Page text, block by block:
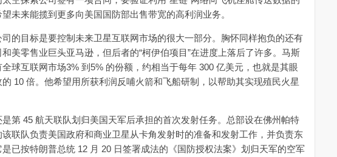
未来能揽到更多向美国国防部出售带宽的高利润业务。
目标是要控制未来卫星互联网市场的很大一部分。胸怀同样抱负的还有
美零售业巨头亚马逊，但后者的“柯伊伯项目”在进度上落后了许多。马斯
球互联网市场3% 到5% 的份额，约相当于每年 300 亿美元，也就是其眼
10 倍。他希望用所获利润反哺火箭和飞船研制，以帮助其实现殖民火星
45 航天联队划归美国天军后承担的首次发射任务。总部设在佛州帕特
联队负责美国政府和商业卫星从卡角发射时的准备和发射工作，并负责东
已按特朗普总统 12 月 20 日签署成法的《国防授权法案》划归天军的空军